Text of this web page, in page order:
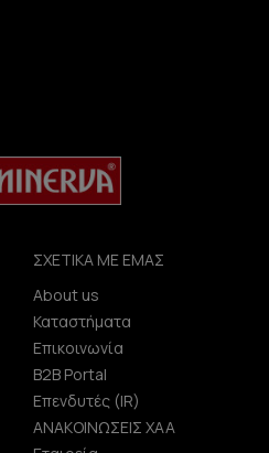
ΣΧΕΤΙΚΑ ΜΕ ΕΜΑΣ
About us
Καταστήματα
Επικοινωνία
B2B Portal
Επενδυτές (IR)
ΑΝΑΚΟΙΝΩΣΕΙΣ ΧΑΑ